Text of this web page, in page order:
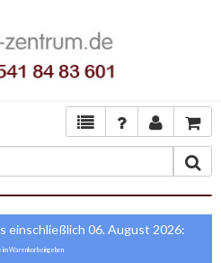
einschließlich 06. August 2026: